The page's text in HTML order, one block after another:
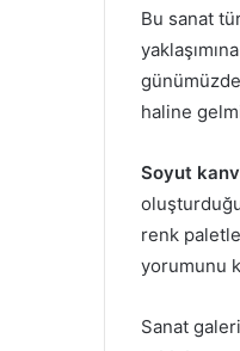
Bu sanat
günümüzde
haline
Soyut
renk
yorumunu
Sanat